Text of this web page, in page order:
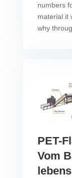
numbers
material it
why
PET-
Vom